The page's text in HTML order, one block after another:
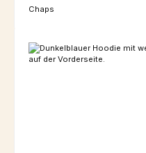
Chaps
Bildergalerie überspringen